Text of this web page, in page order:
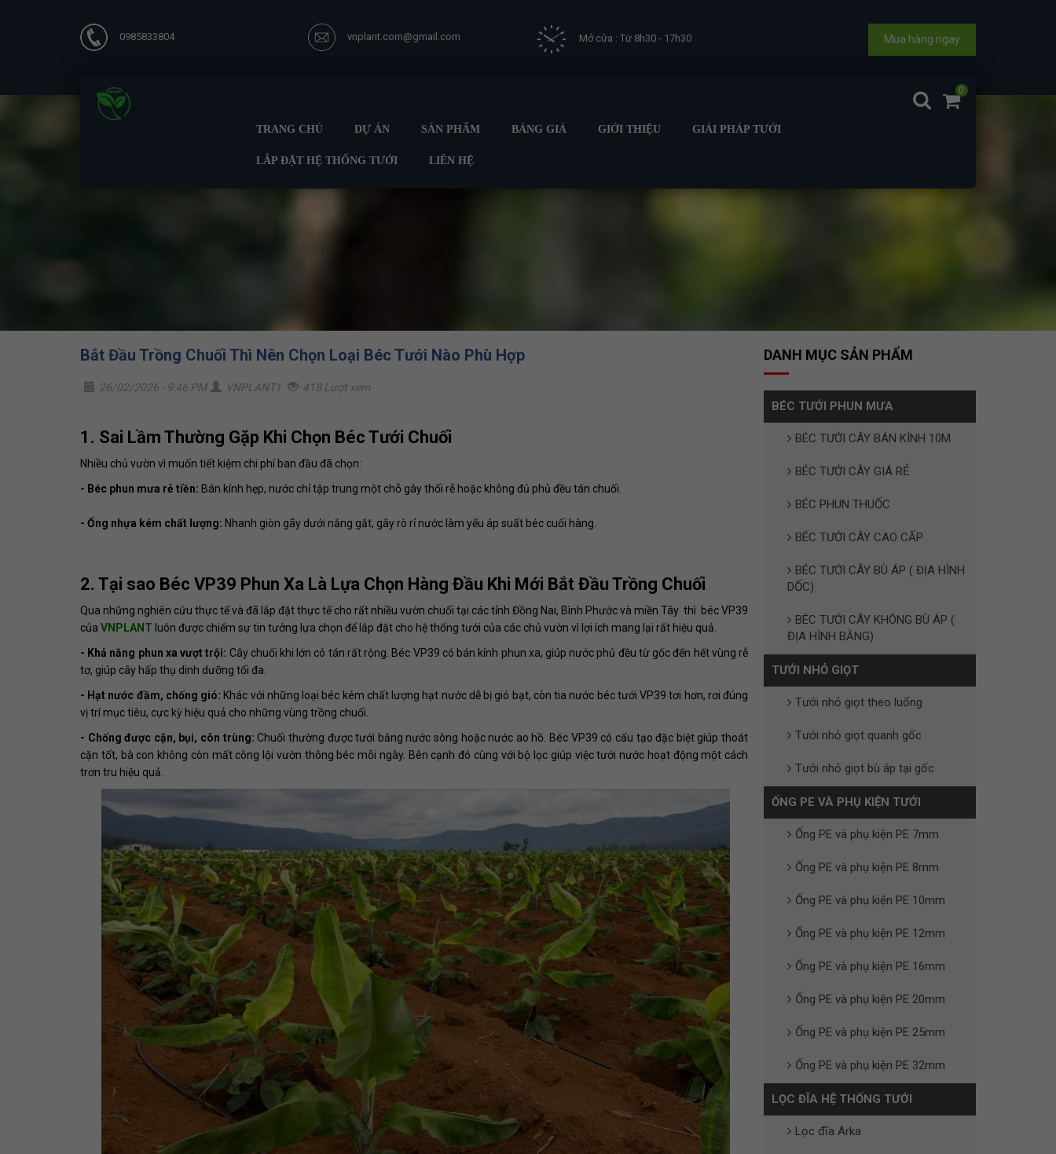
0985833804 vnplant.com@gmail.com Mở cửa : Từ 8h30 - 17h30 Mua hàng ngay
0
TRANG CHỦ DỰ ÁN SẢN PHẨM BẢNG GIÁ GIỚI THIỆU GIẢI PHÁP TƯỚI
LẮP ĐẶT HỆ THỐNG TƯỚI LIÊN HỆ
Bắt Đầu Trồng Chuối Thì Nên Chọn Loại Béc Tưới Nào Phù Hợp
26/02/2026 - 9:46 PM VNPLANT1 418 Lượt xem
1. Sai Lầm Thường Gặp Khi Chọn Béc Tưới Chuối
Nhiều chủ vườn vì muốn tiết kiệm chi phí ban đầu đã chọn:
- Béc phun mưa rẻ tiền: Bán kính hẹp, nước chỉ tập trung một chỗ gây thối rễ hoặc không đủ phủ đều tán chuối.
- Ống nhựa kém chất lượng: Nhanh giòn gãy dưới nắng gắt, gây rò rỉ nước làm yếu áp suất béc cuối hàng.
2. Tại sao Béc VP39 Phun Xa Là Lựa Chọn Hàng Đầu Khi Mới Bắt Đầu Trồng Chuối
Qua những nghiên cứu thực tế và đã lắp đặt thực tế cho rất nhiều vườn chuối tại các tỉnh Đồng Nai, Bình Phước và miền Tây thì béc VP39
của VNPLANT luôn được chiếm sự tin tưởng lựa chọn để lắp đặt cho hệ thống tưới của các chủ vườn vì lợi ích mang lại rất hiệu quả.
- Khả năng phun xa vượt trội: Cây chuối khi lớn có tán rất rộng. Béc VP39 có bán kính phun xa, giúp nước phủ đều từ gốc đến hết vùng rễ
tơ, giúp cây hấp thụ dinh dưỡng tối đa.
- Hạt nước đầm, chống gió: Khác với những loại béc kém chất lượng hạt nước dễ bị gió bạt, còn tia nước béc tưới VP39 tơi hơn, rơi đúng
vị trí mục tiêu, cực kỳ hiệu quả cho những vùng trồng chuối.
- Chống được cặn, bụi, côn trùng: Chuối thường được tưới bằng nước sông hoặc nước ao hồ. Béc VP39 có cấu tạo đặc biệt giúp thoát
cặn tốt, bà con không còn mất công lội vườn thông béc mỗi ngày. Bên cạnh đó cùng với bộ lọc giúp việc tưới nước hoạt động một cách
trơn tru hiệu quả.
DANH MỤC SẢN PHẨM
BÉC TƯỚI PHUN MƯA
BÉC TƯỚI CÂY BÁN KÍNH 10M
BÉC TƯỚI CÂY GIÁ RẺ
BÉC PHUN THUỐC
BÉC TƯỚI CÂY CAO CẤP
BÉC TƯỚI CÂY BÙ ÁP ( ĐỊA HÌNH
DỐC)
BÉC TƯỚI CÂY KHÔNG BÙ ÁP (
ĐỊA HÌNH BẰNG)
TƯỚI NHỎ GIỌT
Tưới nhỏ giọt theo luống
Tưới nhỏ giọt quanh gốc
Tưới nhỏ giọt bù áp tại gốc
ỐNG PE VÀ PHỤ KIỆN TƯỚI
Ống PE và phụ kiện PE 7mm
Ống PE và phụ kiện PE 8mm
Ống PE và phụ kiện PE 10mm
Ống PE và phụ kiện PE 12mm
Ống PE và phụ kiện PE 16mm
Ống PE và phụ kiện PE 20mm
Ống PE và phụ kiện PE 25mm
Ống PE và phụ kiện PE 32mm
LỌC ĐĨA HỆ THỐNG TƯỚI
Lọc đĩa Arka